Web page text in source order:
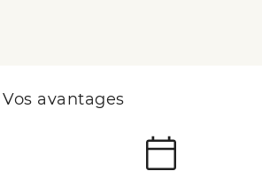
Vos avantages